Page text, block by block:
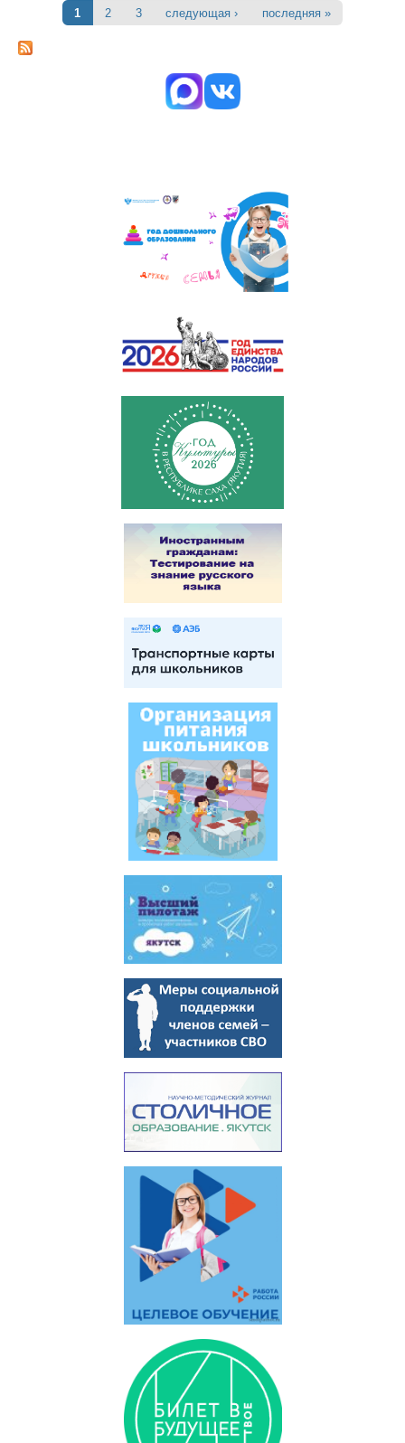
Страницы
1 2 3 следующая › последняя »